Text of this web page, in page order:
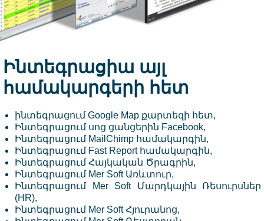
Ինտեգրացիա այլ
համակարգերի հետ
ինտեգրացում Google Map քարտեզի հետ,
Ինտեգրացում սոց ցանցերին Facebook,
Ինտեգրացում MailChimp համակարգին,
Ինտեգրացում Fast Report համակարգին,
Ինտեգրացում Հայկական Ծրագրին,
Ինտեգրացում Mer Soft Առևտուր,
Ինտեգրացում
Mer Soft Մարդկային Ռեսուրսներ
(HR),
Ինտեգրացում Mer Soft Հյուրանոց,